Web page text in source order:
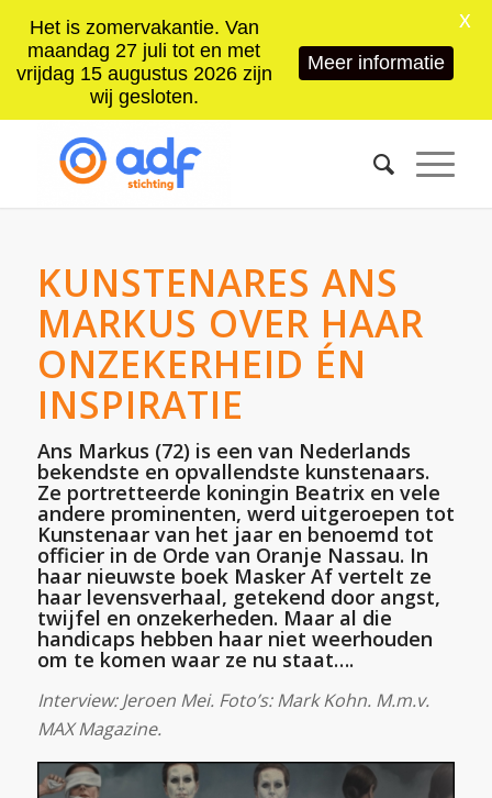
KUNSTENARES ANS
MARKUS OVER HAAR
ONZEKERHEID ÉN
INSPIRATIE
Ans Markus (72) is een van Nederlands
bekendste en opvallendste kunstenaars.
Ze portretteerde koningin Beatrix en vele
andere prominenten, werd uitgeroepen tot
Kunstenaar van het jaar en benoemd tot
officier in de Orde van Oranje Nassau. In
haar nieuwste boek Masker Af vertelt ze
haar levensverhaal, getekend door angst,
twijfel en onzekerheden. Maar al die
handicaps hebben haar niet weerhouden
om te komen waar ze nu staat….
Interview: Jeroen Mei. Foto’s: Mark Kohn. M.m.v.
MAX Magazine.
Het is zomervakantie. Van
maandag 27 juli tot en met
vrijdag 15 augustus 2026 zijn
wij gesloten.
Meer informatie
X